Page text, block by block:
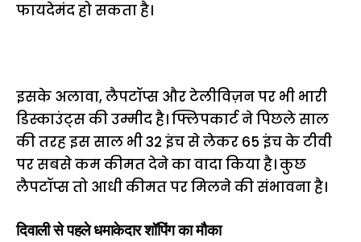
फायदेमंद हो सकता है।
इसके अलावा, लैपटॉप्स और टेलीविज़न पर भी भारी
डिस्काउंट्स की उम्मीद है। फ्लिपकार्ट ने पिछले साल
की तरह इस साल भी 32 इंच से लेकर 65 इंच के टीवी
पर सबसे कम कीमत देने का वादा किया है। कुछ
लैपटॉप्स तो आधी कीमत पर मिलने की संभावना है।
दिवाली से पहले धमाकेदार शॉपिंग का मौका